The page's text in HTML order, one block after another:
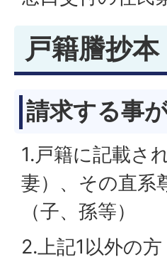
戸籍謄抄本
請求する事
1.戸籍に記載さ
妻）、その直系
（子、孫等）
2.上記1以外の